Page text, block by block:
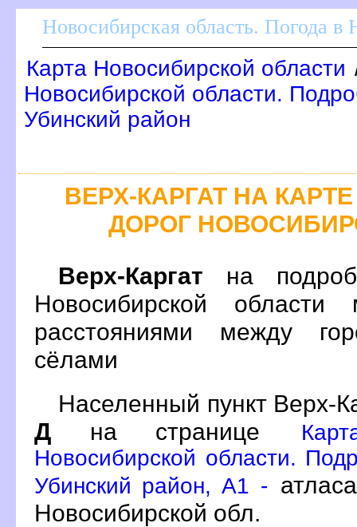
Новосибирская область. Погода в
Карта Новосибирской области
Новосибирской области.
Убинский район
ЕРХ-КАРГАТ НА
ДОРОГ
ерх-Каргат на
Новосибирской
расстояниями между
сёлами
Населенный пункт Верх-
Д на странице
Новосибирской области.
Убинский район, A1 -
Новосибирской обл.